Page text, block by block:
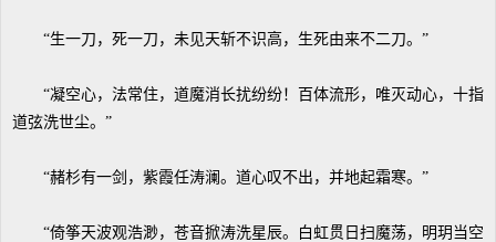
“生一刀，死一刀，未见天斩不识高，生死由来不二刀。”
“凝空心，法常住，道魔消长扰纷纷！百体流形，唯灭动心，十指
道弦洗世尘。”
“赭杉有一剑，紫霞任涛澜。道心叹不出，并地起霜寒。”
“倚筝天波观浩渺，苍音掀涛洗星辰。白虹贯日扫魔荡，明玥当空